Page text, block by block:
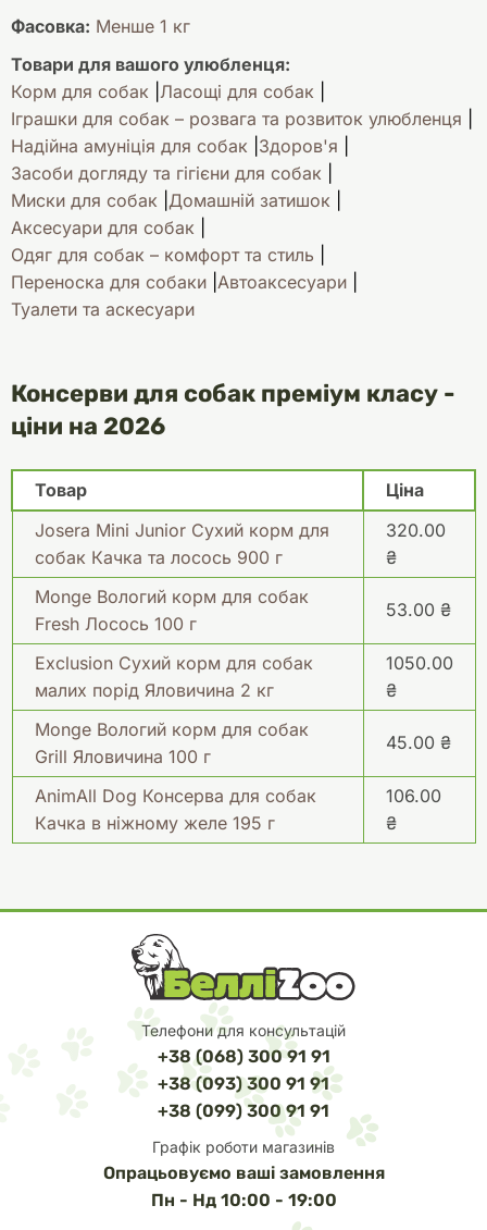
Фасовка: Менше 1 кг
Товари для вашого улюбленця:
Корм для собак Ласощі для собак
Іграшки для собак – розвага та розвиток улюбленця
Надійна амуніція для собак Здоров'я
Засоби догляду та гігієни для собак
Миски для собак Домашній затишок
Аксесуари для собак
Одяг для собак – комфорт та стиль
Переноска для собаки Автоаксесуари
Туалети та аскесуари
Консерви для собак преміум класу -
ціни на 2026
Товар
Ціна
Josera Mini Junior Сухий корм для
собак Качка та лосось 900 г
320.00
₴
Monge Вологий корм для собак
Fresh Лосось 100 г
53.00 ₴
Exclusion Сухий корм для собак
малих порід Яловичина 2 кг
1050.00
₴
Monge Вологий корм для собак
Grill Яловичина 100 г
45.00 ₴
AnimAll Dog Консерва для собак
Качка в ніжному желе 195 г
106.00
₴
Телефони для консультацій
+38 (068) 300 91 91
+38 (093) 300 91 91
+38 (099) 300 91 91
Графік роботи магазинів
Опрацьовуємо ваші замовлення
Пн - Нд 10:00 - 19:00